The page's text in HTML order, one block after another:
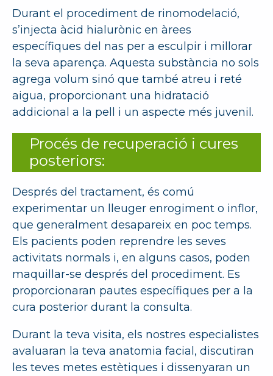
Durant el procediment de rinomodelació,
s’injecta àcid hialurònic en àrees
específiques del nas per a esculpir i millorar
la seva aparença. Aquesta substància no sols
agrega volum sinó que també atreu i reté
aigua, proporcionant una hidratació
addicional a la pell i un aspecte més juvenil.
Procés de recuperació i cures
posteriors:
Després del tractament, és comú
experimentar un lleuger enrogiment o inflor,
que generalment desapareix en poc temps.
Els pacients poden reprendre les seves
activitats normals i, en alguns casos, poden
maquillar-se després del procediment. Es
proporcionaran pautes específiques per a la
cura posterior durant la consulta.
Durant la teva visita, els nostres especialistes
avaluaran la teva anatomia facial, discutiran
les teves metes estètiques i dissenyaran un